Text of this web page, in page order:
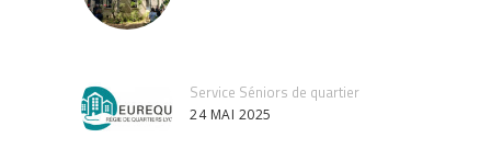
Service Séniors de quartier
24 MAI 2025